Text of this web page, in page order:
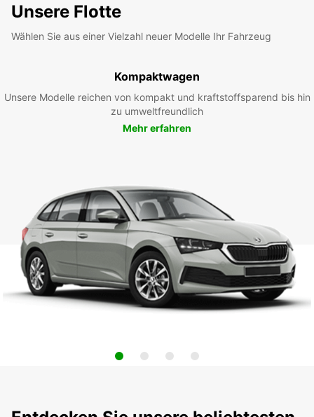
Unsere Flotte
Wählen Sie aus einer Vielzahl neuer Modelle Ihr Fahrzeug
Kompaktwagen
Unsere Modelle reichen von kompakt und kraftstoffsparend bis hin
zu umweltfreundlich
Mehr erfahren